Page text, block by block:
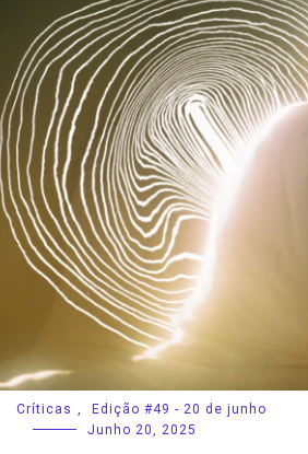
Críticas ,
Edição #49 - 20 de junho
Junho 20, 2025